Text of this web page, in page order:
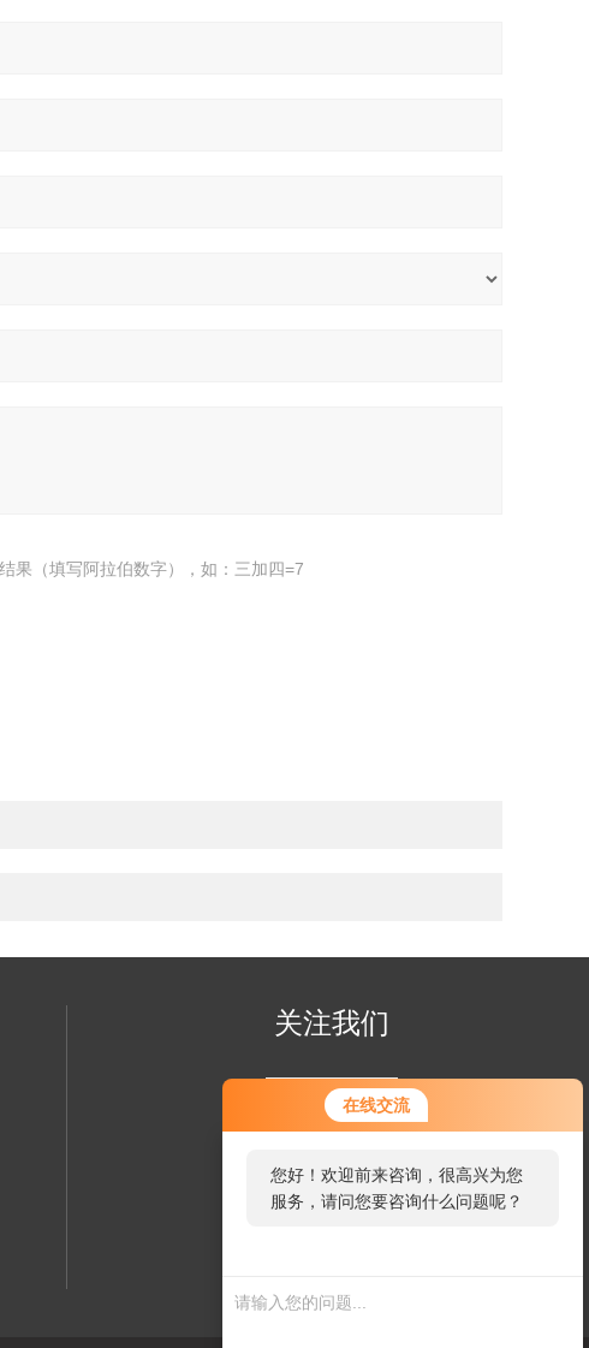
在线交流
您好！欢迎前来咨询，很高兴为您
服务，请问您要咨询什么问题呢？
果（填写阿拉伯数字），如：三加四=7
关注我们